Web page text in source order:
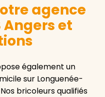
agence
Angers et
également un
sur Longuenée-
bricoleurs qualifiés